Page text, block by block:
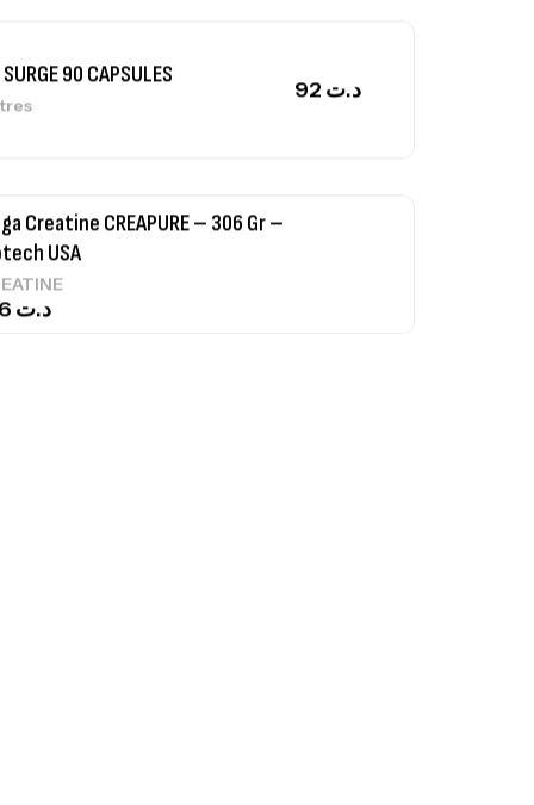
SURGE 90 CAPSULES
د.ت
Creatine CREAPURE – 306 Gr –
USA
د.ت